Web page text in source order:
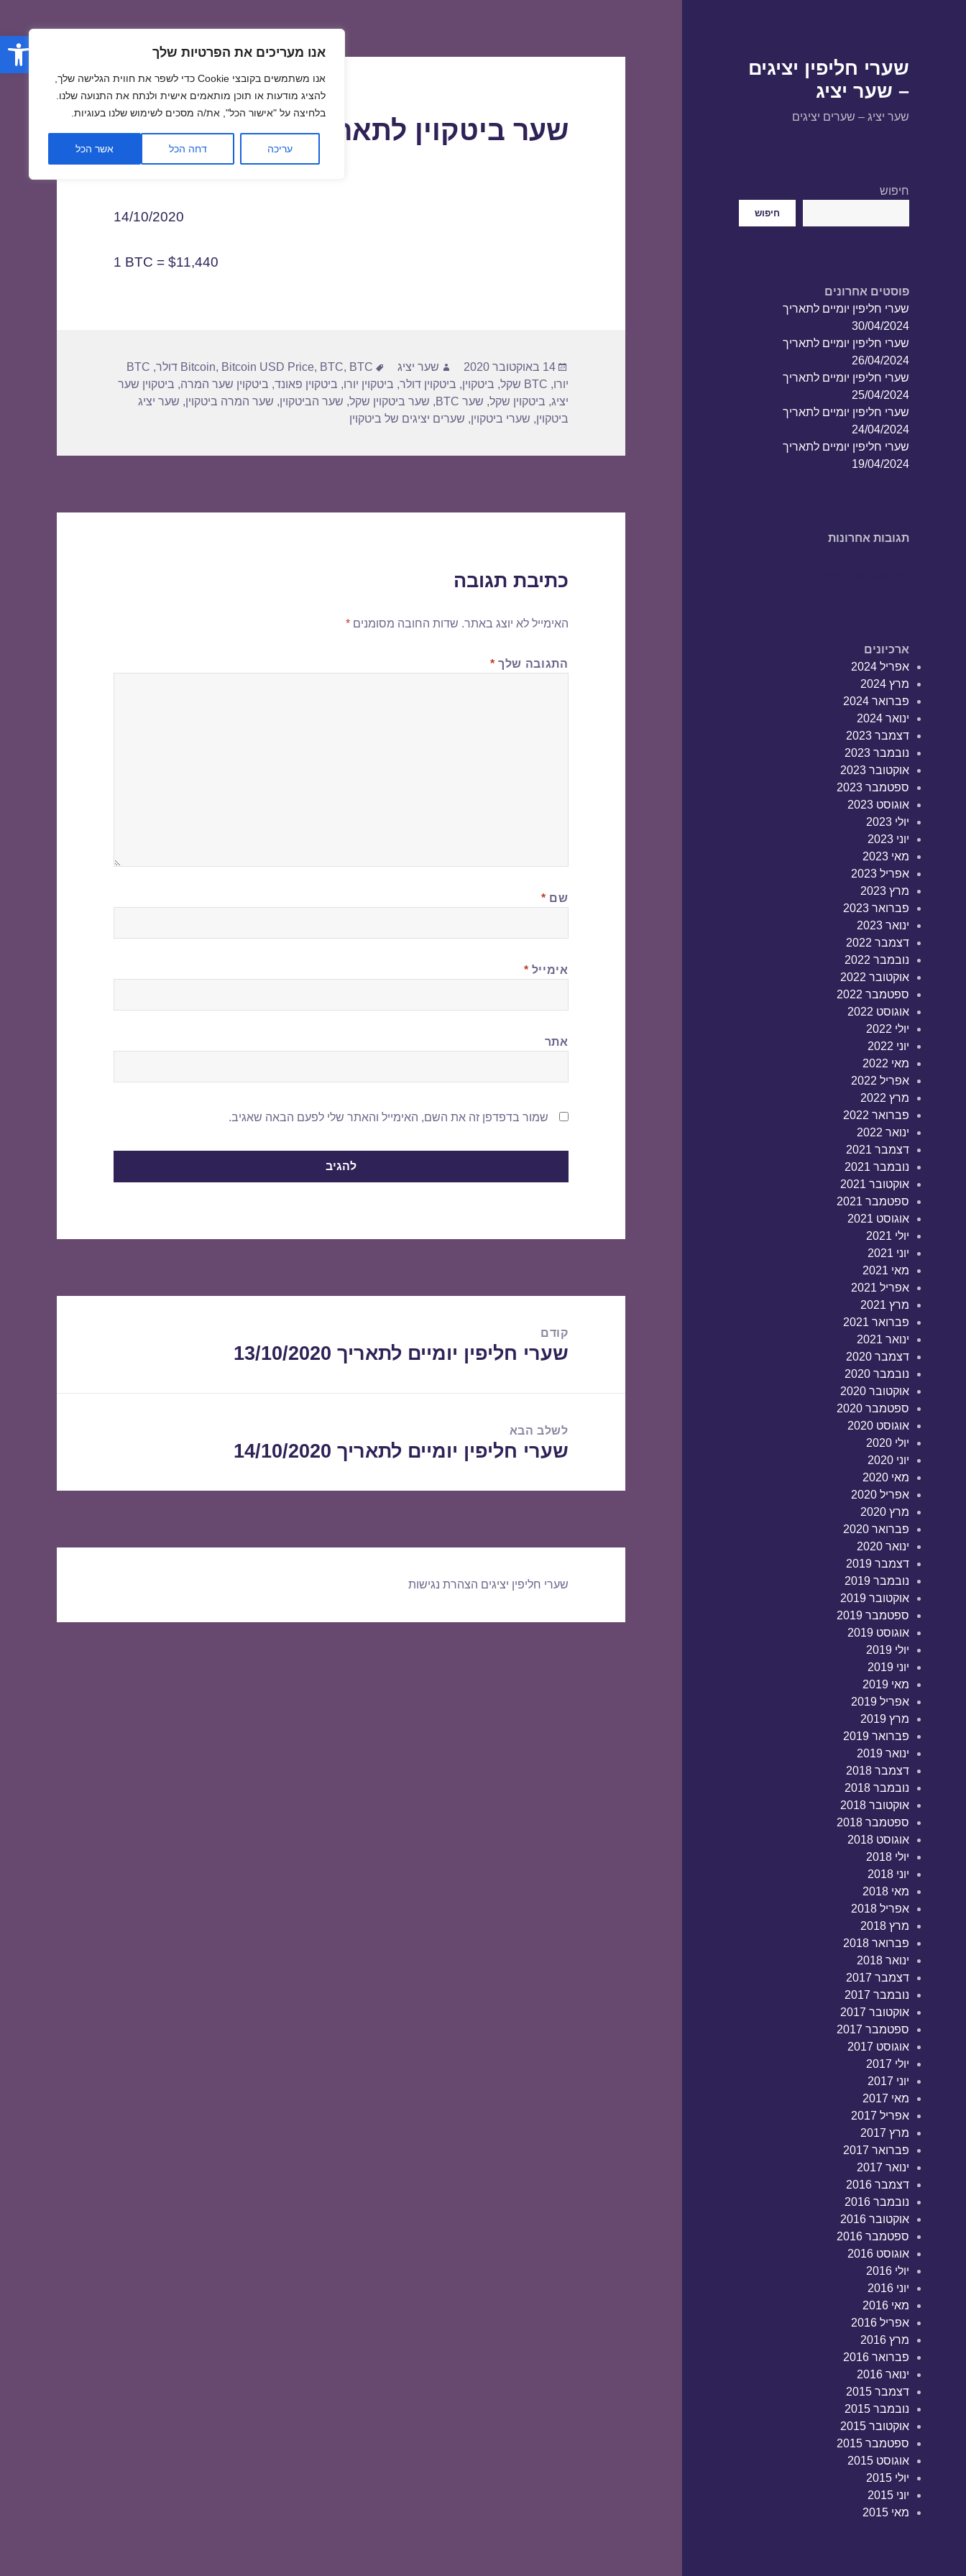
פתח אנו מעריכים את הפרטיות שלך
אנו משתמשים בקובצי Cookie כדי לשפר את חווית הגלישה שלך,
להציג מודעות או תוכן מותאמים אישית ולנתח את התנועה שלנו.
בלחיצה על "אישור הכל", את/ה מסכים לשימוש שלנו בעוגיות.
עריכה דחה הכל אשר הכל
שערי חליפין יציגים
– שער יציג
שער יציג – שערים יציגים
חיפוש
חיפוש
פוסטים אחרונים
שערי חליפין יומיים לתאריך
30/04/2024
שערי חליפין יומיים לתאריך
26/04/2024
שערי חליפין יומיים לתאריך
25/04/2024
שערי חליפין יומיים לתאריך
24/04/2024
שערי חליפין יומיים לתאריך
19/04/2024
תגובות אחרונות
ארכיונים
אפריל 2024
מרץ 2024
פברואר 2024
ינואר 2024
דצמבר 2023
נובמבר 2023
אוקטובר 2023
ספטמבר 2023
אוגוסט 2023
יולי 2023
יוני 2023
מאי 2023
אפריל 2023
מרץ 2023
פברואר 2023
ינואר 2023
דצמבר 2022
נובמבר 2022
אוקטובר 2022
ספטמבר 2022
אוגוסט 2022
יולי 2022
יוני 2022
מאי 2022
אפריל 2022
מרץ 2022
פברואר 2022
ינואר 2022
דצמבר 2021
נובמבר 2021
אוקטובר 2021
ספטמבר 2021
אוגוסט 2021
יולי 2021
יוני 2021
מאי 2021
אפריל 2021
מרץ 2021
פברואר 2021
ינואר 2021
דצמבר 2020
נובמבר 2020
אוקטובר 2020
ספטמבר 2020
אוגוסט 2020
יולי 2020
יוני 2020
מאי 2020
אפריל 2020
מרץ 2020
פברואר 2020
ינואר 2020
דצמבר 2019
נובמבר 2019
אוקטובר 2019
ספטמבר 2019
אוגוסט 2019
יולי 2019
יוני 2019
מאי 2019
אפריל 2019
מרץ 2019
פברואר 2019
ינואר 2019
דצמבר 2018
נובמבר 2018
אוקטובר 2018
ספטמבר 2018
אוגוסט 2018
יולי 2018
יוני 2018
מאי 2018
אפריל 2018
מרץ 2018
פברואר 2018
ינואר 2018
דצמבר 2017
נובמבר 2017
אוקטובר 2017
ספטמבר 2017
אוגוסט 2017
יולי 2017
יוני 2017
מאי 2017
אפריל 2017
מרץ 2017
פברואר 2017
ינואר 2017
דצמבר 2016
נובמבר 2016
אוקטובר 2016
ספטמבר 2016
אוגוסט 2016
יולי 2016
יוני 2016
מאי 2016
אפריל 2016
מרץ 2016
פברואר 2016
ינואר 2016
דצמבר 2015
נובמבר 2015
אוקטובר 2015
ספטמבר 2015
אוגוסט 2015
יולי 2015
יוני 2015
מאי 2015
שער ביטקוין לתאריך 14/10/2020
14/10/2020
1 BTC = $11,440
פורסם
בתאריך
14 באוקטובר 2020 מחבר
שער יציג תגיות Bitcoin, Bitcoin USD Price, BTC, BTC דולר ,
BTC
יורו, BTC שקל , ביטקוין, ביטקוין דולר, ביטקוין יורו, ביטקוין פאונד, ביטקוין שער המרה, ביטקוין שער
יציג, ביטקוין שקל, שער BTC , שער ביטקוין שקל, שער הביטקוין, שער המרה ביטקוין, שער יציג
ביטקוין, שערי ביטקוין, שערים יציגים של ביטקוין
כתיבת תגובה
האימייל לא יוצג באתר. שדות החובה מסומנים*
התגובה שלך *
שם *
אימייל *
אתר
שמור בדפדפן זה את השם, האימייל והאתר שלי לפעם הבאה שאגיב.
קודם
הפוסט
שערי חליפין יומיים לתאריך 13/10/2020
לשלב הבא
הפוסט
שערי חליפין יומיים לתאריך 14/10/2020
שערי חליפין יציגים הצהרת נגישות